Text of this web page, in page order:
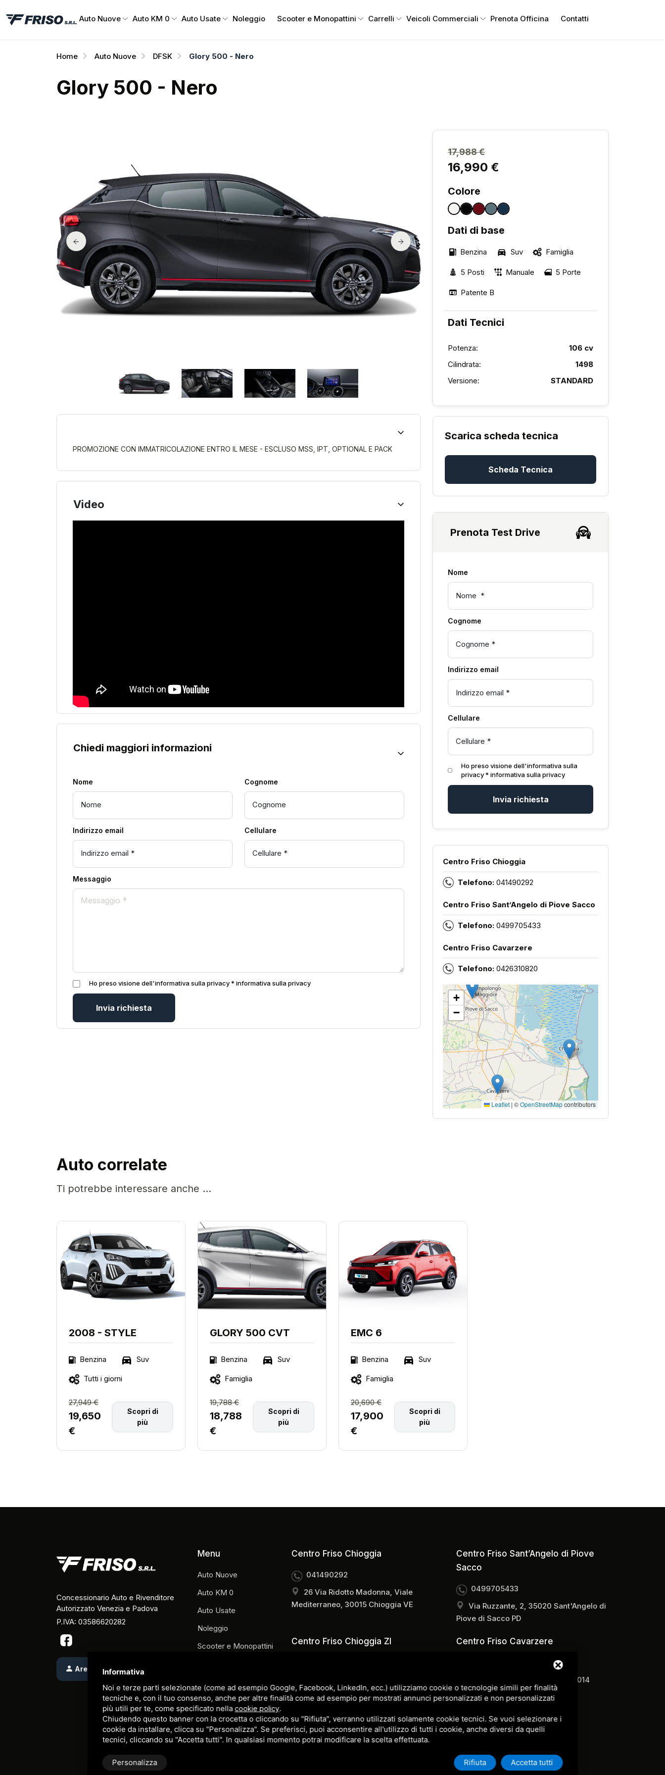
Auto Nuove Auto KM 0 Auto Usate Noleggio Scooter e Monopattini Carrelli Veicoli Commerciali Prenota Officina Contatti
Home Auto Nuove DFSK Glory 500 - Nero
Glory 500 - Nero
PROMOZIONE CON IMMATRICOLAZIONE ENTRO IL MESE - ESCLUSO MSS, IPT, OPTIONAL E PACK
Video
Chiedi maggiori informazioni
Nome Cognome
Indirizzo email Cellulare
Messaggio
Ho preso visione dell'informativa sulla privacy * informativa sulla privacy
Invia richiesta
17,988 €
16,990 €
Colore
Dati di base
Benzina Suv Famiglia
5 Posti Manuale 5 Porte
Patente B
Dati Tecnici
Potenza:
106 cv
Cilindrata:
1498
Versione:
STANDARD
Scarica scheda tecnica
Scheda Tecnica
Prenota Test Drive
Nome
Cognome
Indirizzo email
Cellulare
Ho preso visione dell'informativa sulla
privacy * informativa sulla privacy
Invia richiesta
Centro Friso Chioggia
Telefono: 041490292
Centro Friso Sant’Angelo di Piove Sacco
Telefono: 0499705433
Centro Friso Cavarzere
Telefono: 0426310820
+
−
Leaflet | ©OpenStreetMapcontributors
Auto correlate
Ti potrebbe interessare anche ...
2008 - STYLE
Benzina Suv
Tutti i giorni
27,949 €
19,650
€
Scopri di
più
GLORY 500 CVT
Benzina Suv
Famiglia
19,788 €
18,788
€
Scopri di
più
EMC 6
Benzina Suv
Famiglia
20,690 €
17,900
€
Scopri di
più
Concessionario Auto e Rivenditore
Autorizzato Venezia e Padova
P.IVA: 03586620282
Area Riservata
Menu
Auto Nuove
Auto KM 0
Auto Usate
Noleggio
Scooter e Monopattini
Prenota Officina
Contatti
Sitemap
Centro Friso Chioggia
041490292
26 Via Ridotto Madonna, Viale
Mediterraneo, 30015 Chioggia VE
Centro Friso Sant’Angelo di Piove
Sacco
0499705433
Via Ruzzante, 2, 35020 Sant'Angelo di
Piove di Sacco PD
Centro Friso Chioggia ZI
VE
Centro Friso Cavarzere
Via Regina Margherita, 29, 30014
Cavarzere VE
Informativa
Noi e terze parti selezionate (come ad esempio Google, Facebook, LinkedIn, ecc.) utilizziamo cookie o tecnologie simili per finalità
tecniche e, con il tuo consenso, anche per altre finalità come ad esempio per mostrati annunci personalizzati e non personalizzati
più utili per te, come specificato nella cookie policy.
Chiudendo questo banner con la crocetta o cliccando su "Rifiuta", verranno utilizzati solamente cookie tecnici. Se vuoi selezionare i
cookie da installare, clicca su "Personalizza". Se preferisci, puoi acconsentire all'utilizzo di tutti i cookie, anche diversi da quelli
tecnici, cliccando su "Accetta tutti". In qualsiasi momento potrai modificare la scelta effettuata.
Personalizza Rifiuta Accetta tutti